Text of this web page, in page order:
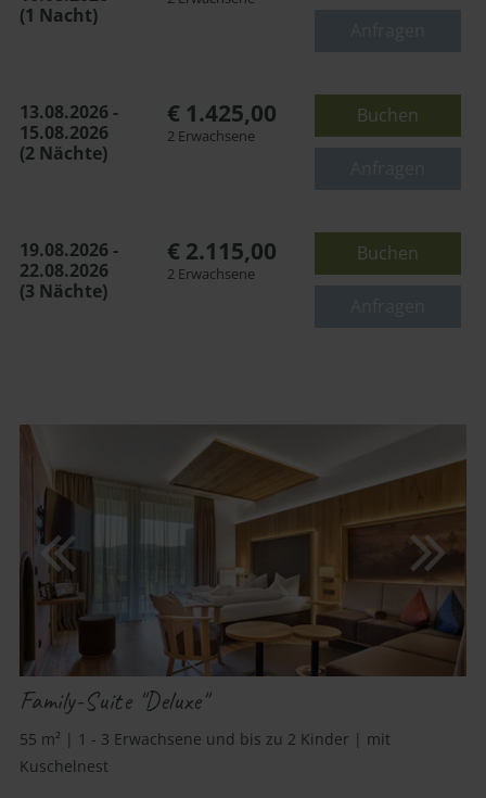
(1 Nacht)
13.08.2026 -
15.08.2026
(2 Nächte)
€ 1.425,00
2 Erwachsene
Buchen
19.08.2026 -
22.08.2026
(3 Nächte)
€ 2.115,00
2 Erwachsene
Buchen
Family-Suite "Deluxe"
55 m² | 1 - 3 Erwachsene und bis zu 2 Kinder | mit
Kuschelnest